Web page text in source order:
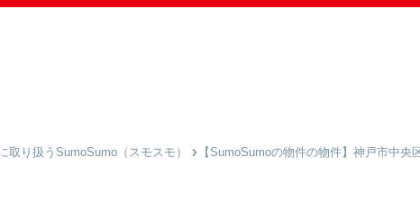
り扱うSumoSumo（スモスモ） 【SumoSumoの物件の物件】神戸市中央